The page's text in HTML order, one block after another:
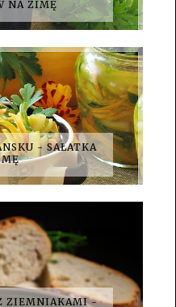
NA ZIMĘ
- SAŁATKA
Z ZIEMNIAKAMI -